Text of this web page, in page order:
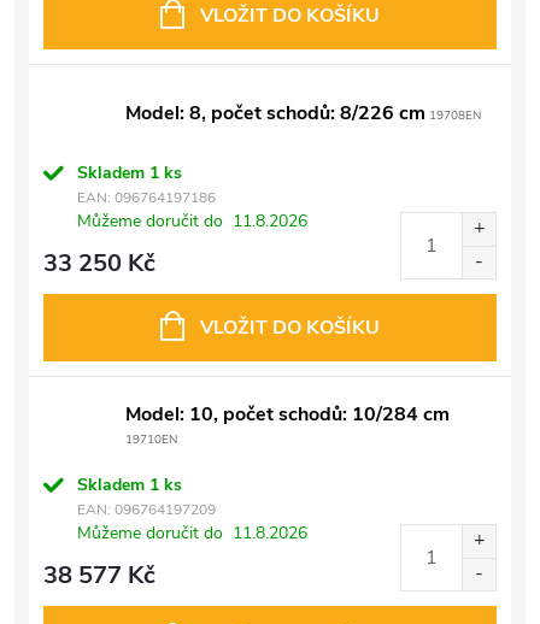
VLOŽIT DO KOŠÍKU
Model: 8, počet schodů: 8/226 cm 19708EN
Skladem 1 ks
EAN: 096764197186
Můžeme doručit do 11.8.2026
33 250 Kč
VLOŽIT DO KOŠÍKU
Model: 10, počet schodů: 10/284 cm
19710EN
Skladem 1 ks
EAN: 096764197209
Můžeme doručit do 11.8.2026
38 577 Kč